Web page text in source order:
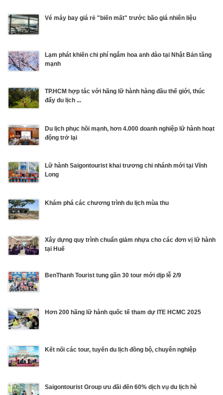
Vé máy bay giá rẻ "biến mất" trước bão giá nhiên liệu
Lạm phát khiến chi phí ngắm hoa anh đào tại Nhật Bản tăng
mạnh
TP.HCM hợp tác với hãng lữ hành hàng đầu thế giới, thúc
đẩy du lịch ...
Du lịch phục hồi mạnh, hơn 4.000 doanh nghiệp lữ hành hoạt
động trở lại
Lữ hành Saigontourist khai trương chi nhánh mới tại Vĩnh
Long
Khám phá các chương trình du lịch mùa thu
Xây dựng quy trình chuẩn giảm nhựa cho các đơn vị lữ hành
tại Huế
BenThanh Tourist tung gần 30 tour mới dịp lễ 2/9
Hơn 200 hãng lữ hành quốc tế tham dự ITE HCMC 2025
Kết nối các tour, tuyến du lịch đồng bộ, chuyên nghiệp
Saigontourist Group ưu đãi đến 60% dịch vụ du lịch hè